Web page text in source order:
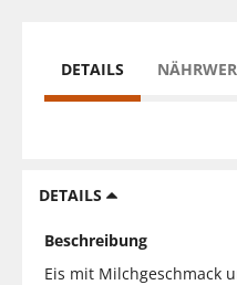
DETAILS
DETAILS
Beschreibung
Eis mit Milchgeschmack